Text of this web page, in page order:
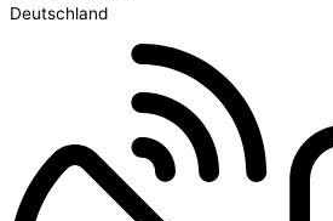
Deutschland